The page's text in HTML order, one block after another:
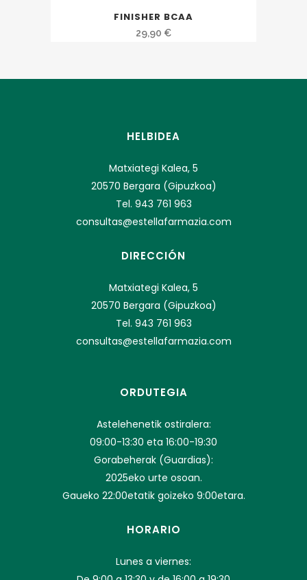
FINISHER BCAA
29,90 €
HELBIDEA
Matxiategi Kalea, 5
20570 Bergara (Gipuzkoa)
Tel. 943 761 963
consultas@estellafarmazia.com
DIRECCIÓN
Matxiategi Kalea, 5
20570 Bergara (Gipuzkoa)
Tel. 943 761 963
consultas@estellafarmazia.com
ORDUTEGIA
Astelehenetik ostiralera:
09:00-13:30 eta 16:00-19:30
Gorabeherak (Guardias):
2025eko urte osoan.
Gaueko 22:00etatik goizeko 9:00etara.
HORARIO
Lunes a viernes: